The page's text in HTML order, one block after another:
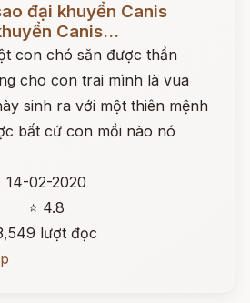
đại khuyển Canis
Canis...
con chó săn được thần
cho con trai mình là vua
sinh ra với một thiên mệnh
bất cứ con mồi nào nó
14-02-2020
⭐ 4.8
lượt đọc